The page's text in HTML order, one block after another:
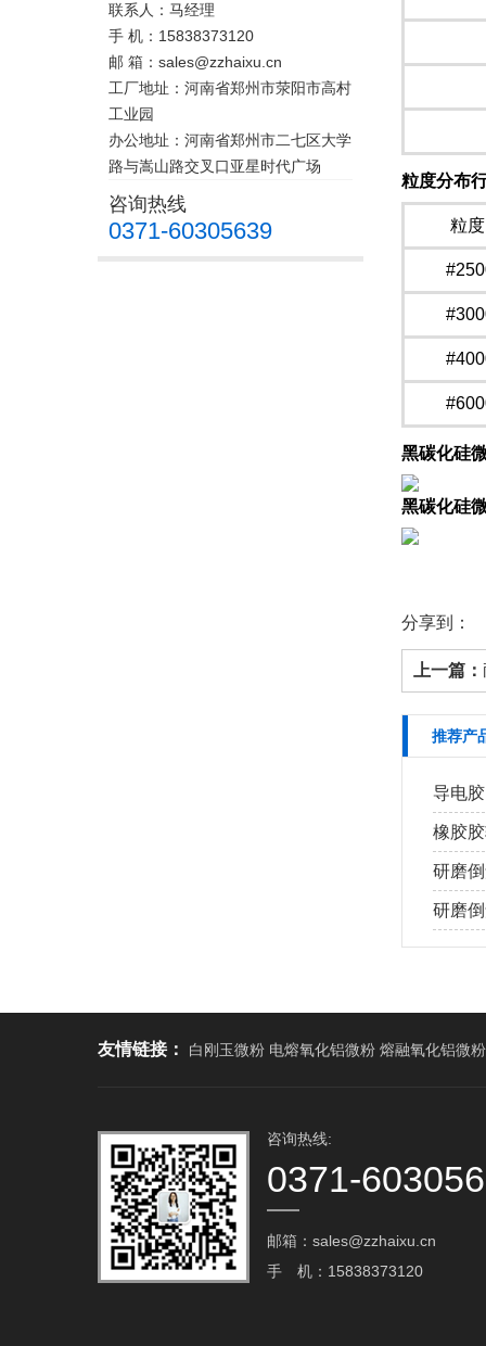
联系人：马经理
手 机：15838373120
邮 箱：sales@zzhaixu.cn
工厂地址：河南省郑州市荥阳市高村
工业园
办公地址：河南省郑州市二七区大学
路与嵩山路交叉口亚星时代广场
咨询热线
0371-60305639
粒度分布
粒度
黑碳化硅
黑碳化硅
分享到：
上一篇：
推荐产
导电
橡胶
研磨
研磨
友情链接： 白刚玉微粉 电熔氧化铝微粉 熔融氧化铝微粉
咨询热线:
0371-
邮箱：sales@zzhaixu.cn
手 机：15838373120